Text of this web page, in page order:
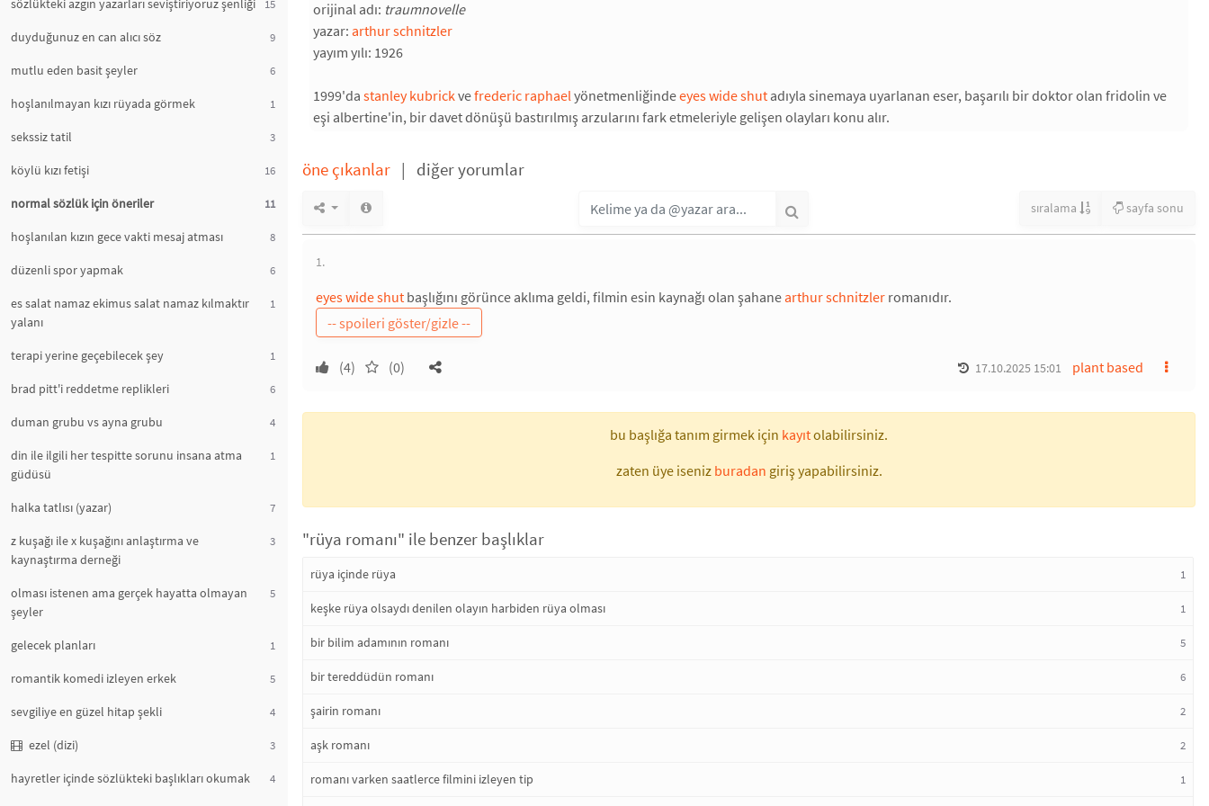
sözlükteki azgın yazarları seviştiriyoruz şenliği 15
duyduğunuz en can alıcı söz 9
mutlu eden basit şeyler 6
hoşlanılmayan kızı rüyada görmek 1
sekssiz tatil 3
köylü kızı fetişi 16
normal sözlük için öneriler 11
hoşlanılan kızın gece vakti mesaj atması 8
düzenli spor yapmak 6
es salat namaz ekimus salat namaz kılmaktır
yalanı
1
terapi yerine geçebilecek şey 1
brad pitt'i reddetme replikleri 6
duman grubu vs ayna grubu 4
din ile ilgili her tespitte sorunu insana atma
güdüsü
1
halka tatlısı (yazar) 7
z kuşağı ile x kuşağını anlaştırma ve
kaynaştırma derneği
3
olması istenen ama gerçek hayatta olmayan
şeyler
5
gelecek planları 1
romantik komedi izleyen erkek 5
sevgiliye en güzel hitap şekli 4
ezel (dizi) 3
hayretler içinde sözlükteki başlıkları okumak 4
orijinal adı: traumnovelle
yazar: arthur schnitzler
yayım yılı: 1926
1999'da stanley kubrickvefrederic raphaelyönetmenliğindeeyes wide shut adıyla sinemaya uyarlanan eser, başarılı bir doktor olan fridolin ve
eşi albertine'in, bir davet dönüşü bastırılmış arzularını fark etmeleriyle gelişen olayları konu alır.
öne çıkanlar | diğer yorumlar
sıralama sayfa sonu
1.
eyes wide shut başlığını görünce aklıma geldi, filmin esin kaynağı olan şahanearthur schnitzler romanıdır.
(4) (0) plant based
17.10.2025 15:01
bu başlığa tanım girmek için kayıtolabilirsiniz.
zaten üye iseniz buradan giriş yapabilirsiniz.
"rüya romanı" ile benzer başlıklar
rüya içinde rüya 1
keşke rüya olsaydı denilen olayın harbiden rüya olması 1
bir bilim adamının romanı 5
bir tereddüdün romanı 6
şairin romanı 2
aşk romanı 2
romanı varken saatlerce filmini izleyen tip 1